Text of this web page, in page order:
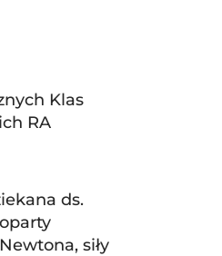
Klas
RA
ds.
siły